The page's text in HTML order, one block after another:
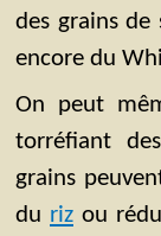
des grains de
encore du
On peut
torréfiant
grains
du riz ou